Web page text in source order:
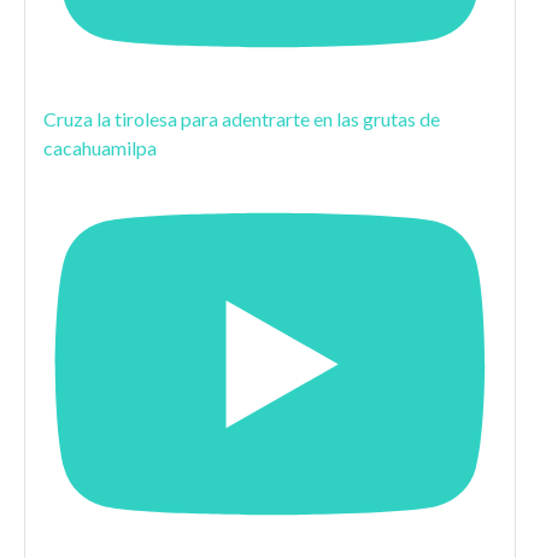
Cruza la tirolesa para adentrarte en las grutas de
cacahuamilpa